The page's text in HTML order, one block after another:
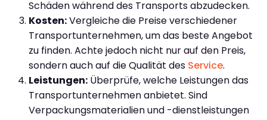
Schäden während des Transports abzudecken.
Kosten:Vergleiche die Preise verschiedener
Transportunternehmen, um das beste Angebot
zu finden. Achte jedoch nicht nur auf den Preis,
sondern auch auf die Qualität des Service.
Leistungen: Überprüfe, welche Leistungen das
Transportunternehmen anbietet. Sind
Verpackungsmaterialien und -dienstleistungen